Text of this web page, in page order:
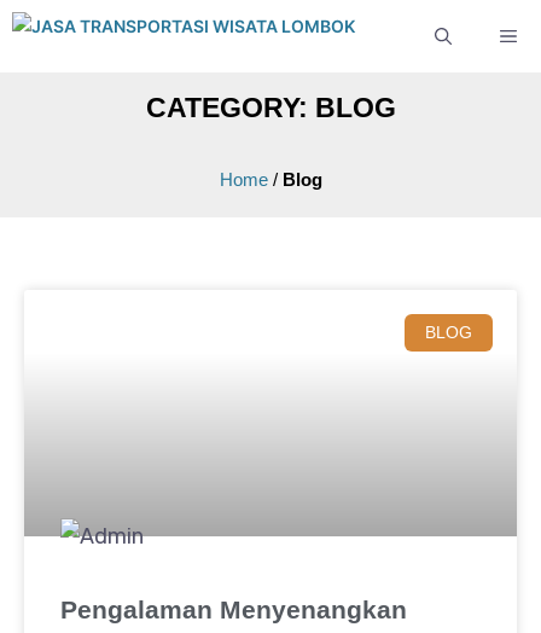
CATEGORY: BLOG
Home/ Blog
BLOG
Pengalaman Menyenangkan